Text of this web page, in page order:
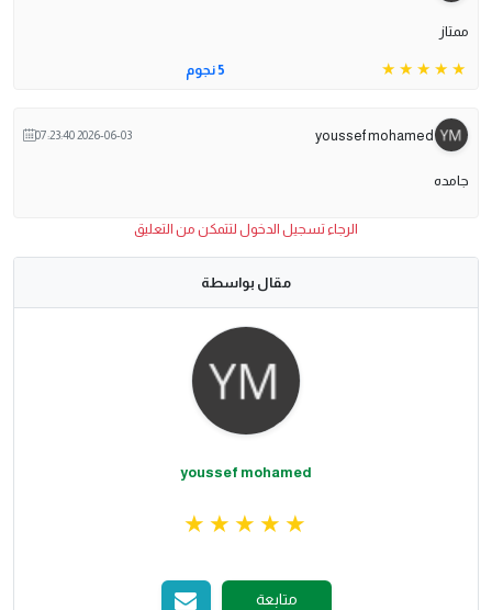
ممتاز
5 نجوم
youssef mohamed
2026-06-03 07:23:40
جامده
الرجاء تسجيل الدخول لتتمكن من التعليق
مقال بواسطة
youssef mohamed
متابعة